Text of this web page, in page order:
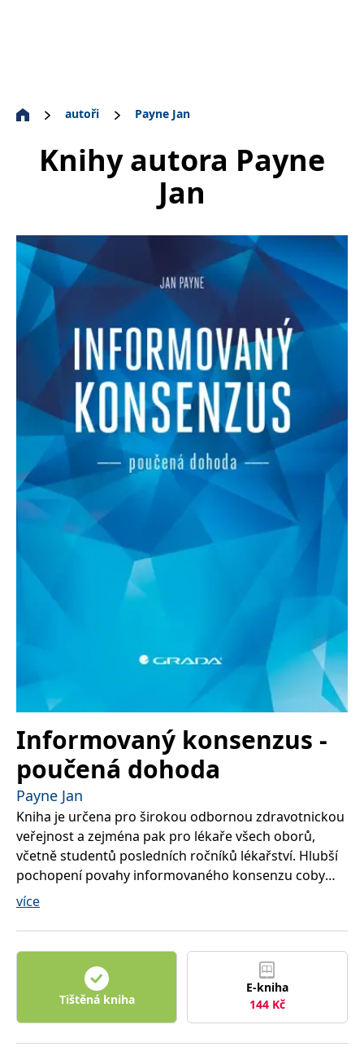
autoři Payne Jan
Knihy autora Payne
Jan
Informovaný konsenzus -
poučená dohoda
Payne Jan
Kniha je určena pro širokou odbornou zdravotnickou
veřejnost a zejména pak pro lékaře všech oborů,
včetně studentů posledních ročníků lékařství. Hlubší
pochopení povahy informovaného konsenzu coby
páteře vztahu mezi pacientem a lékařem je
Zkoumání se důsledně vyhýbá právním souvislostem
a věnuje se pouze etické stránce tohoto vztahu.
více
Tištěná kniha
E-kniha
144 Kč